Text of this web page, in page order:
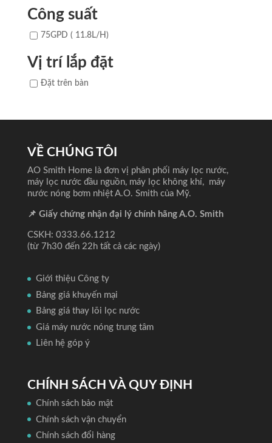
Công suất
75GPD ( 11.8L/H)
Vị trí lắp đặt
Đặt trên bàn
VỀ CHÚNG TÔI
AO Smith Home là đơn vị phân phối máy lọc nước,
máy lọc nước đầu nguồn, máy lọc không khí, máy
nước nóng bơm nhiệt A.O. Smith của Mỹ.
📌 Giấy chứng nhận đại lý chính hãng A.O. Smith
CSKH: 0333.66.1212
(từ 7h30 đến 22h tất cả các ngày)
Giới thiệu Công ty
Bảng giá khuyến mại
Bảng giá thay lõi lọc nước
Giá máy nước nóng trung tâm
Liên hệ góp ý
CHÍNH SÁCH VÀ QUY ĐỊNH
Chính sách bảo mật
Chính sách vận chuyển
Chính sách đổi hàng